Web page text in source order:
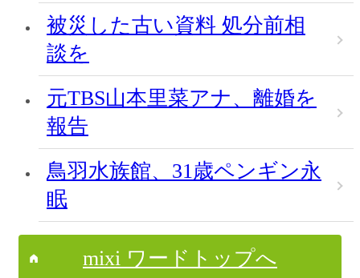
被災した古い資料 処分前相
談を
元TBS山本里菜アナ、離婚を
報告
鳥羽水族館、31歳ペンギン永
眠
mixi ワードトップへ